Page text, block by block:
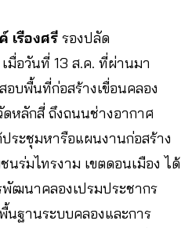
เรืองศรี รองปลัด
มื่อวันที่ 13 ส.ค. ที่ผ่านมา
อบพื้นที่ก่อสร้างเขื่อนคลอง
ดหลักสี่ ถึงถนนช่างอากาศ
ระชุมหารือแผนงานก่อสร้าง
นร่มไทรงาม เขตดอนเมือง ได้
พัฒนาคลองเปรมประชากร
ฐานระบบคลองและการ